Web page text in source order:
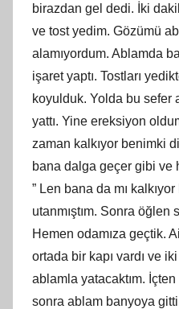
birazdan gel dedi. İki
ve tost yedim. Gözümü
alamıyordum. Ablamda
işaret yaptı. Tostları
koyulduk. Yolda bu sefer
yattı. Yine ereksiyon
zaman kalkıyor benimki
bana dalga geçer gibi ve
” Len bana da mı
utanmıştım. Sonra öğlen
Hemen odamıza geçtik.
ortada bir kapı vardı ve
ablamla yatacaktım.
sonra ablam banyoya